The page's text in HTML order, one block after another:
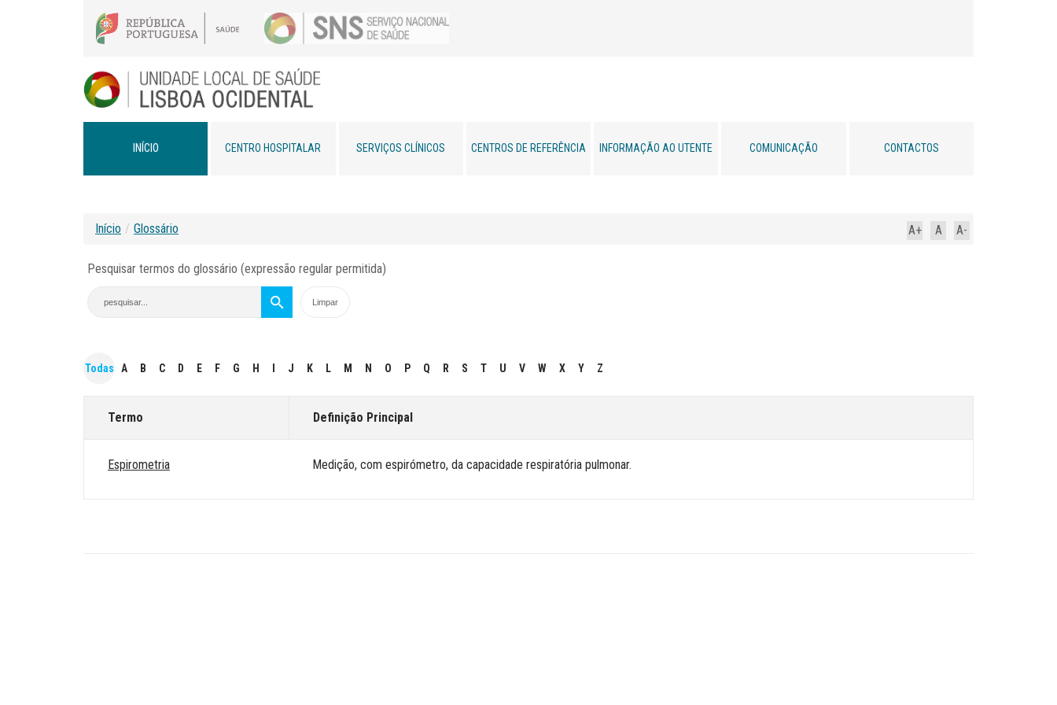
INÍCIO CENTRO HOSPITALAR SERVIÇOS CLÍNICOS CENTROS DE REFERÊNCIA INFORMAÇÃO AO UTENTE COMUNICAÇÃO CONTACTOS
A-
A
A+
Início / Glossário
Pesquisar termos do glossário (expressão regular permitida)
Todas A B C D E F G H J K L M N O P Q R S T U V W X Y Z
Termo Definição Principal
Espirometria Medição, com espirómetro, da capacidade respiratória pulmonar.